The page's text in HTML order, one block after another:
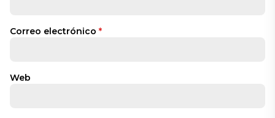
Correo electrónico *
Web